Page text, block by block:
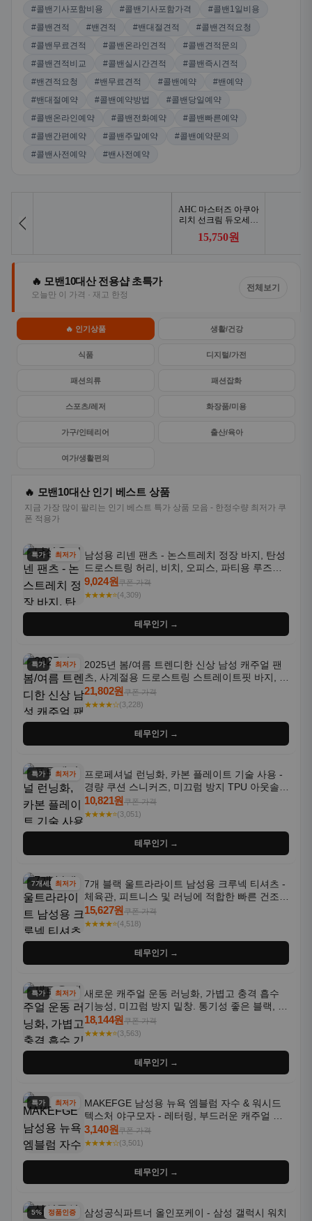
#콜밴기사포함비용
#콜밴기사포함가격
#콜밴1일비용
#콜밴견적
#밴견적 #밴대절견적
#콜밴견적요청
#콜밴무료견적
#콜밴온라인견적
#콜밴견적문의
#콜밴견적비교
#콜밴실시간견적
#콜밴즉시견적
#밴견적요청
#밴무료견적 #콜밴예약
#밴예약
#밴대절예약
#콜밴예약방법
#콜밴당일예약
#콜밴온라인예약
#콜밴전화예약
#콜밴빠른예약
#콜밴간편예약
#콜밴주말예약
#콜밴예약문의
#콜밴사전예약
#밴사전예약
🔥 모밴10대산 전용샵 초특가
오늘만 이 가격 · 재고 한정
전체보기
🔥 인기상품 생활/건강
식품 디지털/가전
패션의류 패션잡화
스포츠/레저 화장품/미용
가구/인테리어 출산/육아
여가/생활편의
🔥 모밴10대산 인기 베스트 상품
지금 가장 많이 팔리는 인기 베스트 특가 상품 모음 - 한정수량 최저가 쿠
폰 적용가
특가 최저가
남성용 리넨 팬츠 - 논스트레치 정장 바지, 탄성
드로스트링 허리, 비치, 오피스, 파티용 루즈핏
트라우저 - 세탁기 사용 가능한 캐주얼 정장 의
상
9,024원쿠폰 가격
★★★★⭐(4,309)
테무인기 →
특가 최저가
2025년 봄/여름 트렌디한 신상 남성 캐주얼 팬
츠, 사계절용 드로스트링 스트레이트핏 바지, 한
국 스타일, 활용도 높은 아웃도어 및 정장용, 발
목 바지
21,802원쿠폰 가격
★★★★☆(3,228)
테무인기 →
특가 최저가
프로페셔널 런닝화, 카본 플레이트 기술 사용 -
경량 쿠션 스니커즈, 미끄럼 방지 TPU 아웃솔,
통기성 화이트-퍼플 그라데이션, 헬스, 트레이
닝 - 남성용, 여성용, 모든 계절에 적합
10,821원쿠폰 가격
★★★★⭐(3,051)
테무인기 →
7개세트최저가
7개 블랙 울트라라이트 남성용 크루넥 티셔츠 -
체육관, 피트니스 및 러닝에 적합한 빠른 건조,
통기성 좋은 수분 흡수 반팔 운동복
15,627원쿠폰 가격
★★★★⭐(4,518)
테무인기 →
특가 최저가
새로운 캐주얼 운동 러닝화, 가볍고 충격 흡수
기능성, 미끄럼 방지 밑창. 통기성 좋은 블랙, 화
이트, 퍼플 그라데이션 색상
18,144원쿠폰 가격
★★★★⭐(3,563)
테무인기 →
특가 최저가
MAKEFGE 남성용 뉴욕 엠블럼 자수 & 워시드
텍스처 야구모자 - 레터링, 부드러운 캐주얼 모
자, NYC 스타일
3,140원쿠폰 가격
★★★★☆(3,501)
테무인기 →
5% 할인정품인증
삼성공식파트너 올인포케이 - 삼성 갤럭시 워치